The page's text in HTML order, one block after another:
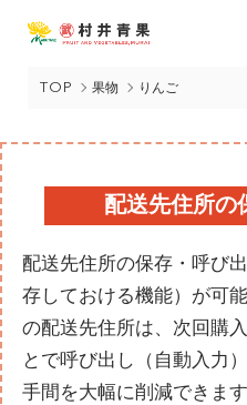
TOP 果物 りんご
配送先住所の
配送先住所の保存・呼び
存しておける機能）が可
の配送先住所は、次回購
とで呼び出し（自動入力
手間を大幅に削減できま